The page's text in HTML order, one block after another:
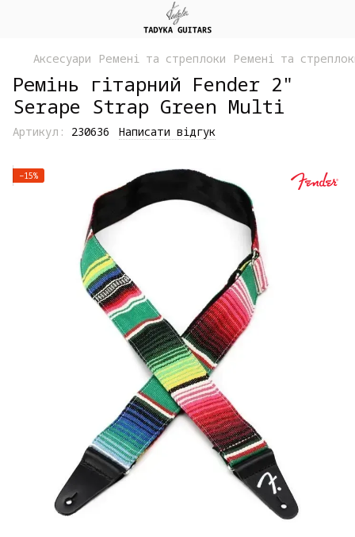
Аксесуари Ремені та стреплоки Ремені та
Ремінь гітарний Fender 2"
Serape Strap Green Multi
Артикул: 230636 Написати відгук
−15%